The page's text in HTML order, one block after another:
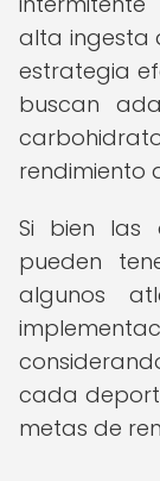
alta ingesta
estrategia
buscan
rendimiento
Si bien las
pueden
algunos
cada
metas de